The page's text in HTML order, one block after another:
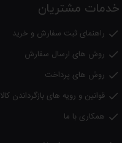
خدمات مشتریان
 راهنمای ثبت سفارش و خرید
 روش های ارسال سفارش
 روش های پرداخت
 قوانین و رویه های بازگرداندن کالا
 همکاری با ما